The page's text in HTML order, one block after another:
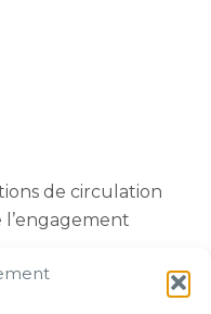
de circulation
: une aide